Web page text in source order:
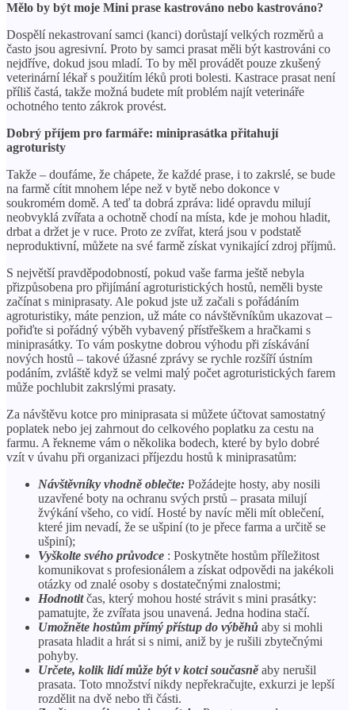
Mělo by být moje Mini prase kastrováno nebo kastrováno?
Dospělí nekastrovaní samci (kanci) dorůstají velkých rozměrů a
často jsou agresivní. Proto by samci prasat měli být kastrováni co
nejdříve, dokud jsou mladí. To by měl provádět pouze zkušený
veterinární lékař s použitím léků proti bolesti. Kastrace prasat není
příliš častá, takže možná budete mít problém najít veterináře
ochotného tento zákrok provést.
Dobrý příjem pro farmáře: miniprasátka přitahují
agroturisty
Takže – doufáme, že chápete, že každé prase, i to zakrslé, se bude
na farmě cítit mnohem lépe než v bytě nebo dokonce v
soukromém domě. A teď ta dobrá zpráva: lidé opravdu milují
neobvyklá zvířata a ochotně chodí na místa, kde je mohou hladit,
drbat a držet je v ruce. Proto ze zvířat, která jsou v podstatě
neproduktivní, můžete na své farmě získat vynikající zdroj příjmů.
S největší pravděpodobností, pokud vaše farma ještě nebyla
přizpůsobena pro přijímání agroturistických hostů, neměli byste
začínat s miniprasaty. Ale pokud jste už začali s pořádáním
agroturistiky, máte penzion, už máte co návštěvníkům ukazovat –
pořiďte si pořádný výběh vybavený přístřeškem a hračkami s
miniprasátky. To vám poskytne dobrou výhodu při získávání
nových hostů – takové úžasné zprávy se rychle rozšíří ústním
podáním, zvláště když se velmi malý počet agroturistických farem
může pochlubit zakrslými prasaty.
Za návštěvu kotce pro miniprasata si můžete účtovat samostatný
poplatek nebo jej zahrnout do celkového poplatku za cestu na
farmu. A řekneme vám o několika bodech, které by bylo dobré
vzít v úvahu při organizaci příjezdu hostů k miniprasatům:
Návštěvníky vhodně oblečte: Požádejte hosty, aby nosili
uzavřené boty na ochranu svých prstů – prasata milují
žvýkání všeho, co vidí. Hosté by navíc měli mít oblečení,
které jim nevadí, že se ušpiní (to je přece farma a určitě se
ušpiní);
Vyškolte svého průvodce : Poskytněte hostům příležitost
komunikovat s profesionálem a získat odpovědi na jakékoli
otázky od znalé osoby s dostatečnými znalostmi;
Hodnotitčas, který mohou hosté strávit s mini prasátky:
pamatujte, že zvířata jsou unavená. Jedna hodina stačí.
Umožněte hostům přímý přístup do výběhů aby si mohli
prasata hladit a hrát si s nimi, aniž by je rušili zbytečnými
pohyby.
Určete, kolik lidí může být v kotci současněaby nerušil
prasata. Toto množství nikdy nepřekračujte, exkurzi je lepší
rozdělit na dvě nebo tři části.